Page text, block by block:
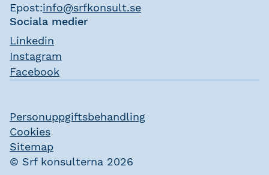
Epost:info@srfkonsult.se
Sociala medier
Linkedin
Instagram
Facebook
Personuppgiftsbehandling
Cookies
Sitemap
© Srf konsulterna 2026